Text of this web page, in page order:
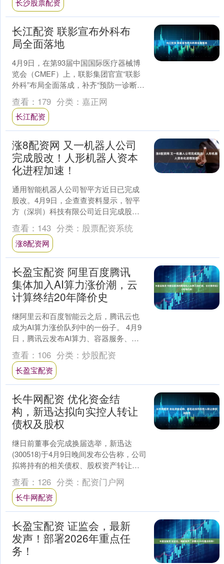
长江配资 联影宣布外科布
局全面落地
4月9日，在第93届中国国际医疗器械博
览会（CMEF）上，联影集团官宣“联影
外科”布局全面落成，补齐“预防一诊断一
治疗一康复”的全生命周期生态中“手术治
疗”这一....
查看： 179 分类： 嘉正网
长江配资
涨8配资网 又一机器人公司
完成股改！人形机器人资本
化进程加速！
通用智能机器人公司智平方近日已完成
股改。4月9日，企查查资料显示，智平
方（深圳）科技有限公司近日完成股份
制改造（简称“股改”），公司名称变更为
智平方（深圳）科技....
查看： 143 分类： 股票配资系统
涨8配资网
长盈宝配资 阿里百度腾讯
集体加入AI算力涨价潮，云
计算终结20年降价史
继阿里云和百度智能云之后，腾讯云也
成为AI算力涨价队列中的一份子。 4月9
日，腾讯云发布AI算力、容器服务、
EMR相关产品价格调整公告。公告表
示，鉴于全球AI算....
查看： 106 分类： 炒股配资
长盈宝配资
长牛网配资 优化资金结
构，新迅达拟向实控人转让
债权及股权
继日前董事会完成换届选举，新迅达
(300518)于4月9日晚间发布公告称，公司
拟将持有的相关债权、股权资产转让给
公司实际控制人吴成华，转让价款为人
民币800万元....
查看： 126 分类： 配资门户网
长牛网配资
长盈宝配资 证监会，最新
发声！部署2026年重点任
务！